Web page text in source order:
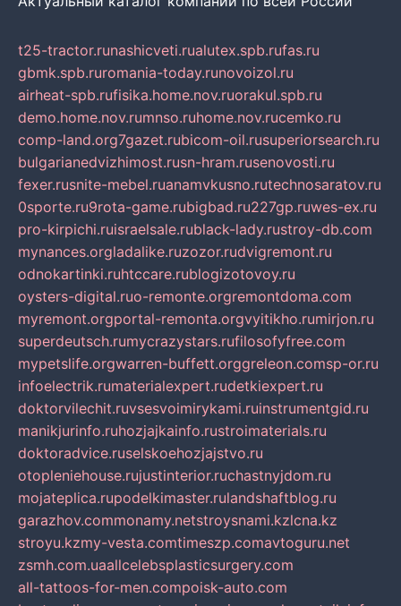
t25-tractor.runashicveti.rualutex.spb.rufas.ru
gbmk.spb.ruromania-today.runovoizol.ru
airheat-spb.rufisika.home.nov.ruorakul.spb.ru
demo.home.nov.rumnso.ruhome.nov.rucemko.ru
comp-land.org7gazet.rubicom-oil.rusuperiorsearch.ru
bulgarianedvizhimost.rusn-hram.rusenovosti.ru
fexer.rusnite-mebel.ruanamvkusno.rutechnosaratov.ru
0sporte.ru9rota-game.rubigbad.ru227gp.ruwes-ex.ru
pro-kirpichi.ruisraelsale.rublack-lady.rustroy-db.com
mynances.orgladalike.ruzozor.rudvigremont.ru
odnokartinki.ruhtccare.rublogizotovoy.ru
oysters-digital.ruo-remonte.orgremontdoma.com
myremont.orgportal-remonta.orgvyitikho.rumirjon.ru
superdeutsch.rumycrazystars.rufilosofyfree.com
mypetslife.orgwarren-buffett.orggreleon.comsp-or.ru
infoelectrik.rumaterialexpert.rudetkiexpert.ru
doktorvilechit.ruvsesvoimirykami.ruinstrumentgid.ru
manikjurinfo.ruhozjajkainfo.rustroimaterials.ru
doktoradvice.ruselskoehozjajstvo.ru
otopleniehouse.rujustinterior.ruchastnyjdom.ru
mojateplica.rupodelkimaster.rulandshaftblog.ru
garazhov.commonamy.netstroysnami.kzlcna.kz
stroyu.kzmy-vesta.comtimeszp.comavtoguru.net
zsmh.com.uaallcelebsplasticsurgery.com
all-tattoos-for-men.compoisk-auto.com